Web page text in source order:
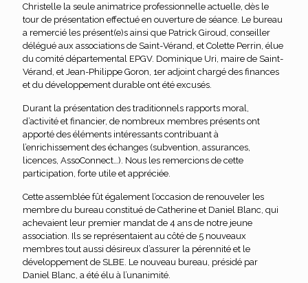
Christelle la seule animatrice professionnelle actuelle, dès le
tour de présentation effectué en ouverture de séance. Le bureau
a remercié les présent(e)s ainsi que Patrick Giroud, conseiller
délégué aux associations de Saint-Vérand, et Colette Perrin, élue
du comité départemental EPGV. Dominique Uri, maire de Saint-
Vérand, et Jean-Philippe Goron, 1er adjoint chargé des finances
et du développement durable ont été excusés.
Durant la présentation des traditionnels rapports moral,
d’activité et financier, de nombreux membres présents ont
apporté des éléments intéressants contribuant à
l’enrichissement des échanges (subvention, assurances,
licences, AssoConnect…). Nous les remercions de cette
participation, forte utile et appréciée.
Cette assemblée fût également l’occasion de renouveler les
membre du bureau constitué de Catherine et Daniel Blanc, qui
achevaient leur premier mandat de 4 ans de notre jeune
association. Ils se représentaient au côté de 5 nouveaux
membres tout aussi désireux d’assurer la pérennité et le
développement de SLBE. Le nouveau bureau, présidé par
Daniel Blanc, a été élu à l’unanimité.